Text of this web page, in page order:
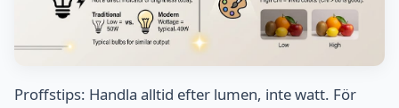
Proffstips: Handla alltid efter lumen, inte watt. För